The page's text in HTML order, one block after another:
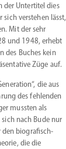
der Unter­titel dies
verstehen lässt,
Mit der sehr
und 1948, erhebt
des Buches kein
Züge auf.
die aus
des fehlenden
mussten als
nach Bude nur
biografisch-
die die